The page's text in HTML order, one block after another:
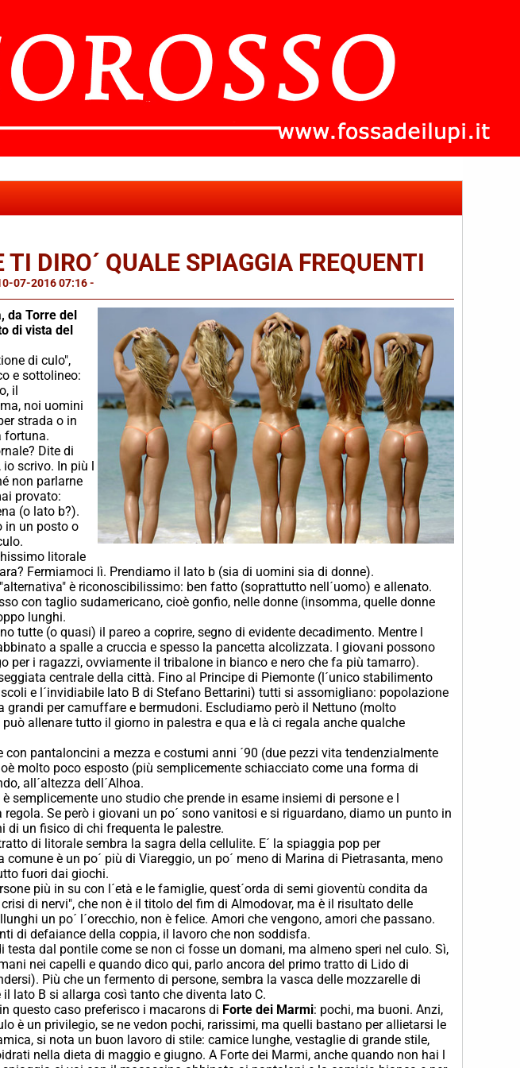
DIRO´ QUALE SPIAGGIA FREQUENTI
07-2016 07:16-
da Torre del
di vista del
di culo",
e sottolineo:
il
noi uomini
strada o in
fortuna.
Dite di
io scrivo. In più l
non parlarne
provato:
(o lato b?).
in un posto o
litorale
Fermiamoci lì. Prendiamo il lato b (sia di uomini sia di donne).
è riconoscibilissimo: ben fatto (soprattutto nell´uomo) e allenato.
con taglio sudamericano, cioè gonfio, nelle donne (insomma, quelle donne
lunghi.
tutte (o quasi) il pareo a coprire, segno di evidente decadimento. Mentre l
a spalle a cruccia e spesso la pancetta alcolizzata. I giovani possono
per i ragazzi, ovviamente il tribalone in bianco e nero che fa più tamarro).
centrale della città. Fino al Principe di Piemonte (l´unico stabilimento
e l´invidiabile lato B di Stefano Bettarini) tutti si assomigliano: popolazione
grandi per camuffare e bermudoni. Escludiamo però il Nettuno (molto
allenare tutto il giorno in palestra e qua e là ci regala anche qualche
pantaloncini a mezza e costumi anni ´90 (due pezzi vita tendenzialmente
molto poco esposto (più semplicemente schiacciato come una forma di
all´altezza dell´Alhoa.
semplicemente uno studio che prende in esame insiemi di persone e l
regola. Se però i giovani un po´ sono vanitosi e si riguardano, diamo un punto in
di un fisico di chi frequenta le palestre.
di litorale sembra la sagra della cellulite. E´ la spiaggia pop per
è un po´ più di Viareggio, un po´ meno di Marina di Pietrasanta, meno
fuori dai giochi.
più in su con l´età e le famiglie, quest´orda di semi gioventù condita da
di nervi", che non è il titolo del fim di Almodovar, ma è il risultato delle
un po´ l´orecchio, non è felice. Amori che vengono, amori che passano.
di defaiance della coppia, il lavoro che non soddisfa.
dal pontile come se non ci fosse un domani, ma almeno speri nel culo. Sì,
nei capelli e quando dico qui, parlo ancora del primo tratto di Lido di
Più che un fermento di persone, sembra la vasca delle mozzarelle di
lato B si allarga così tanto che diventa lato C.
questo caso preferisco i macarons di Forte dei Marmi: pochi, ma buoni. Anzi,
è un privilegio, se ne vedon pochi, rarissimi, ma quelli bastano per allietarsi le
si nota un buon lavoro di stile: camice lunghe, vestaglie di grande stile,
nella dieta di maggio e giugno. A Forte dei Marmi, anche quando non hai l